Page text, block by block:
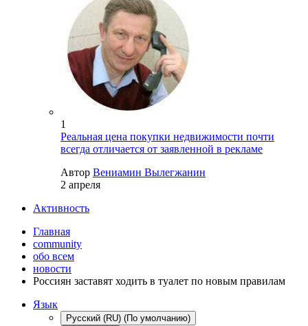
1
Реальная цена покупки недвижимости почти
всегда отличается от заявленной в рекламе
Автор Вениамин Вылегжанин
2 апреля
Активность
Главная
community
обо всем
новости
Россиян заставят ходить в туалет по новым правилам
Язык
Русский (RU) (По умолчанию)